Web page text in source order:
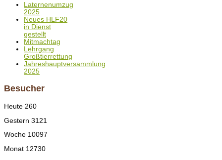
Laternenumzug
2025
Neues HLF20
in Dienst
gestellt
Mitmachtag
Lehrgang
Großtierrettung
Jahreshauptversammlung
2025
Besucher
Heute 260
Gestern 3121
Woche 10097
Monat 12730